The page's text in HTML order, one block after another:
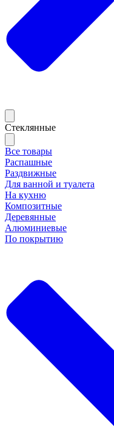
Стеклянные
Все товары
Распашные
Раздвижные
Для ванной и туалета
На кухню
Композитные
Деревянные
Алюминиевые
По покрытию